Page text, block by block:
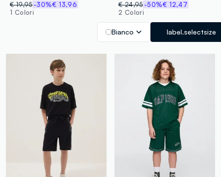
€ 19,95-30%€ 13,96
1 Colori
€ 24,95 -50%€ 12,47
2 Colori
Bianco label.selectsize